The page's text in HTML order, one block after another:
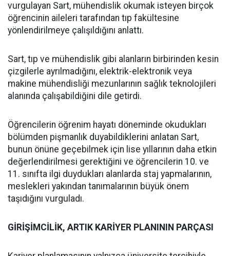
vurgulayan Sart, mühendislik okumak isteyen birçok
öğrencinin aileleri tarafından tıp fakültesine
yönlendirilmeye çalışıldığını anlattı.
Sart, tıp ve mühendislik gibi alanların birbirinden kesin
çizgilerle ayrılmadığını, elektrik-elektronik veya
makine mühendisliği mezunlarının sağlık teknolojileri
alanında çalışabildiğini dile getirdi.
Öğrencilerin öğrenim hayatı döneminde okudukları
bölümden pişmanlık duyabildiklerini anlatan Sart,
bunun önüne geçebilmek için lise yıllarının daha etkin
değerlendirilmesi gerektiğini ve öğrencilerin 10. ve
11. sınıfta ilgi duydukları alanlarda staj yapmalarının,
meslekleri yakından tanımalarının büyük önem
taşıdığını vurguladı.
GİRİŞİMCİLİK, ARTIK KARİYER PLANININ PARÇASI